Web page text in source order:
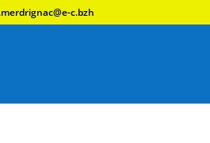
c.bzh